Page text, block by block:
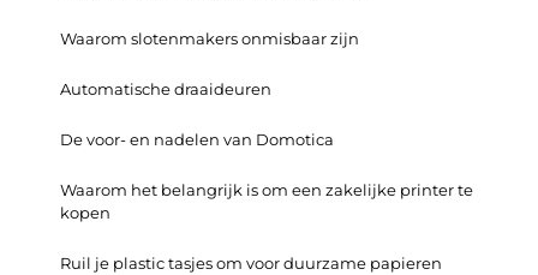
Waarom slotenmakers onmisbaar zijn
Automatische draaideuren
De voor- en nadelen van Domotica
Waarom het belangrijk is om een zakelijke printer te
kopen
Ruil je plastic tasjes om voor duurzame papieren